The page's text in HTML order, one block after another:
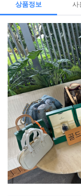
상품정보 사